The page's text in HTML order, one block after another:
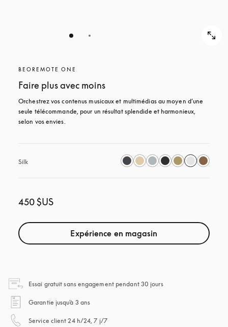
BEOREMOTE ONE
Faire plus avec moins
Orchestrez vos contenus musicaux et multimédias au moyen d’une
seule télécommande, pour un résultat splendide et harmonieux,
selon vos envies.
Silk
450 $US
Expérience en magasin
Essai gratuit sans engagement pendant 30 jours
Garantie jusqu'à 3 ans
Service client 24 h/24, 7 j/7s’ouvre dans un nouvel onglet